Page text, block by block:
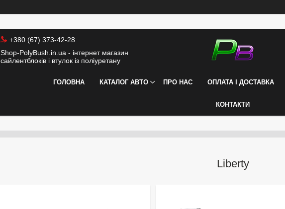
+380 (67) 373-42-28
Shop-PolyBush.in.ua - інтернет магазин
сайлентблоків і втулок із поліуретану
ГОЛОВНА КАТАЛОГ АВТО ПРО НАС ОПЛАТА І ДОСТАВКА
КОНТАКТИ
Liberty